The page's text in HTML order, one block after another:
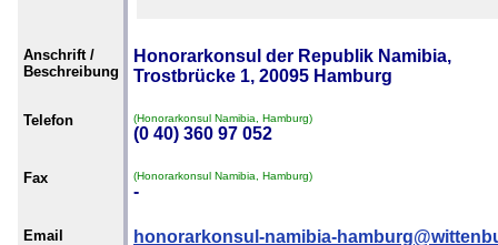
Anschrift /
Beschreibung
Honorarkonsul der Republik Namibia,
Trostbrücke 1, 20095 Hamburg
Telefon (Honorarkonsul Namibia, Hamburg)
(0 40) 360 97 052
Fax (Honorarkonsul Namibia, Hamburg)
-
Email honorarkonsul-namibia-